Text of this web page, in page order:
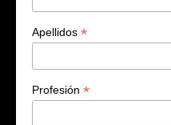
Apellidos *
Profesión *